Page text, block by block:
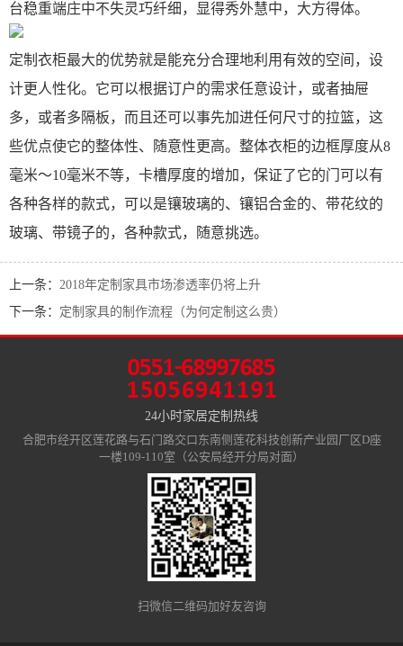
台稳重端庄中不失灵巧纤细，显得秀外慧中，大方得体。
定制衣柜最大的优势就是能充分合理地利用有效的空间，设
计更人性化。它可以根据订户的需求任意设计，或者抽屉
多，或者多隔板，而且还可以事先加进任何尺寸的拉篮，这
些优点使它的整体性、随意性更高。整体衣柜的边框厚度从8
毫米～10毫米不等，卡槽厚度的增加，保证了它的门可以有
各种各样的款式，可以是镶玻璃的、镶铝合金的、带花纹的
玻璃、带镜子的，各种款式，随意挑选。
上一条： 2018年定制家具市场渗透率仍将上升
下一条： 定制家具的制作流程（为何定制这么贵）
24小时家居定制热线
合肥市经开区莲花路与石门路交口东南侧莲花科技创新产业园厂区D座
一楼109-110室（公安局经开分局对面）
扫微信二维码加好友咨询